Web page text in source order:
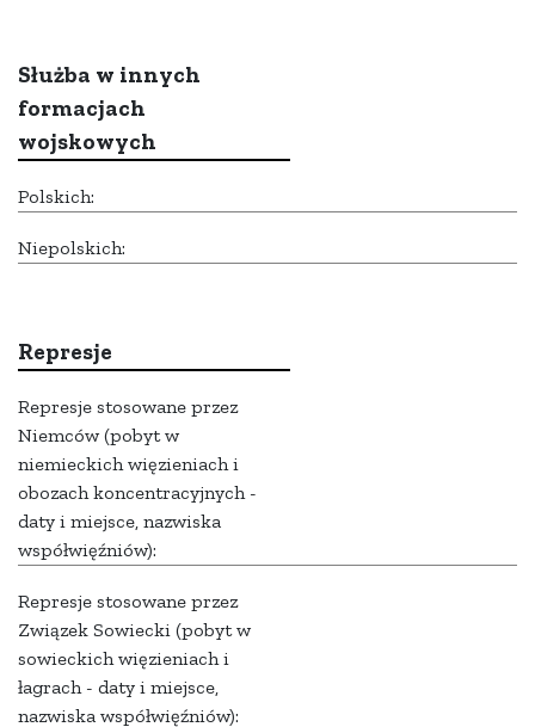
Służba w innych
formacjach
wojskowych
Polskich:
Niepolskich:
Represje
Represje stosowane przez
Niemców (pobyt w
niemieckich więzieniach i
obozach koncentracyjnych -
daty i miejsce, nazwiska
współwięźniów):
Represje stosowane przez
Związek Sowiecki (pobyt w
sowieckich więzieniach i
łagrach - daty i miejsce,
nazwiska współwięźniów):